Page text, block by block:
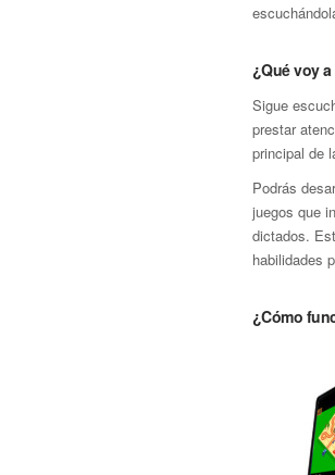
¿Qué voy
Sigue
prestar
principal de
Podrás
juegos que
dictados.
habilidades
¿Cómo